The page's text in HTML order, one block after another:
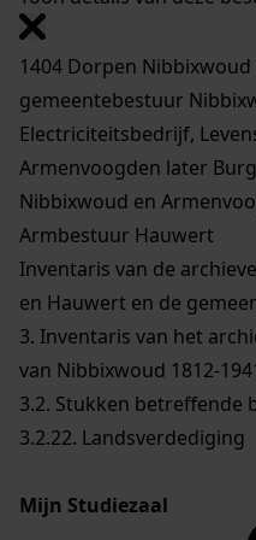
1404 Dorpen
gemeentebestuur
Electriciteitsbedrijf,
Armenvoogden later
Nibbixwoud en
Armbestuur Hauwert
Inventaris van de
en Hauwert en de
3. Inventaris van het
van Nibbixwoud 1812-
3.2. Stukken betreffende
3.2.22. Landsverdediging
Mijn Studiezaal